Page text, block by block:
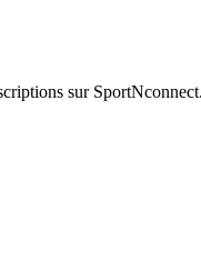
sur SportNconnect.